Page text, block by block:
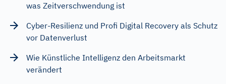
was Zeitverschwendung ist
Cyber-Resilienz und Profi Digital Recovery als Schutz
vor Datenverlust
Wie Künstliche Intelligenz den Arbeitsmarkt
verändert